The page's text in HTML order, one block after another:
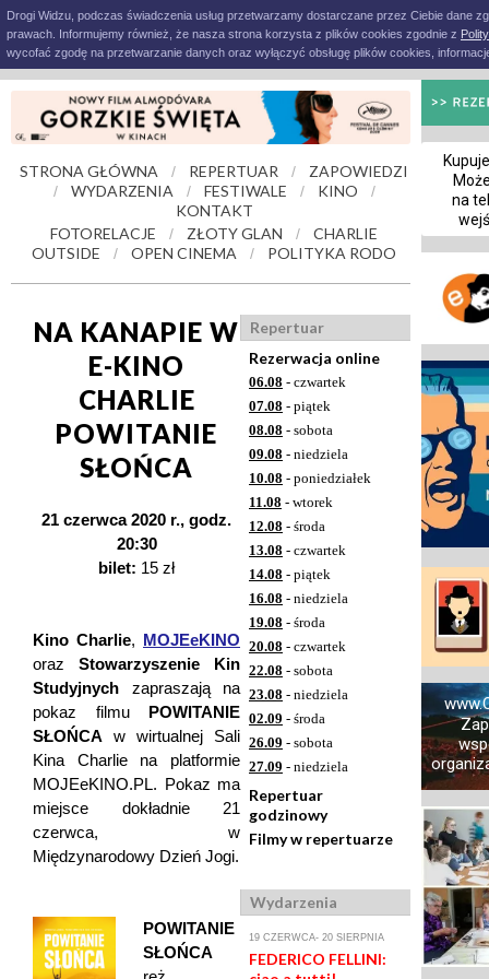
Drogi Widzu, podczas świadczenia usług przetwarzamy dostarczane przez Ciebie dane
prawach. Informujemy również, że nasza strona korzysta z plików cookies zgodnie z
wycofać zgodę na przetwarzanie danych oraz wyłączyć obsługę plików cookies,
STRONA GŁÓWNA / REPERTUAR / ZAPOWIEDZI
/ WYDARZENIA / FESTIWALE / KINO /
KONTAKT
FOTORELACJE
/ ZŁOTY GLAN /
CHARLIE
OUTSIDE
/ OPEN CINEMA / POLITYKA RODO
NA KANAPIE W
E-KINO
CHARLIE
POWITANIE
SŁOŃCA
21 czerwca 2020 r., godz.
20:30
bilet: 15 zł
Kino Charlie, MOJEeKINO
oraz Stowarzyszenie Kin
Studyjnych zapraszają na
pokaz filmu POWITANIE
SŁOŃCA w wirtualnej Sali
Kina Charlie na platformie
MOJEeKINO.PL. Pokaz ma
miejsce dokładnie 21
czerwca, w
Międzynarodowy Dzień Jogi.
POWITANIE
SŁOŃCA
Repertuar
Rezerwacja online
06.08 - czwartek
07.08 - piątek
08.08 - sobota
09.08 - niedziela
10.08 - poniedziałek
11.08 - wtorek
12.08 - środa
13.08 - czwartek
14.08 - piątek
16.08 - niedziela
19.08 - środa
20.08 - czwartek
22.08 - sobota
23.08 - niedziela
02.09 - środa
26.09 - sobota
27.09 - niedziela
Repertuar
godzinowy
Filmy w repertuarze
Wydarzenia
19 CZERWCA- 20 SIERPNIA
FEDERICO FELLINI:
na